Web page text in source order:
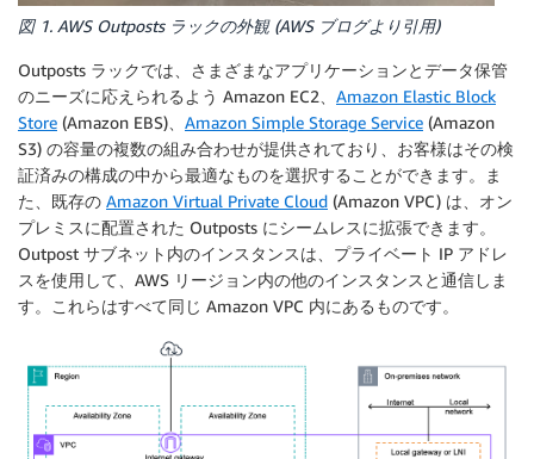
図 1. AWS Outposts ラックの外観 (AWS ブログより引用)
Outposts ラックでは、さまざまなアプリケーションとデータ保管
のニーズに応えられるよう Amazon EC2、 Amazon Elastic Block
Store (Amazon EBS)、 Amazon Simple Storage Service (Amazon
S3) の容量の複数の組み合わせが提供されており、お客様はその検
証済みの構成の中から最適なものを選択することができます。ま
た、既存の Amazon Virtual Private Cloud (Amazon VPC) は、オン
プレミスに配置された Outposts にシームレスに拡張できます。
Outpost サブネット内のインスタンスは、プライベート IP アドレ
スを使用して、AWS リージョン内の他のインスタンスと通信しま
す。これらはすべて同じ Amazon VPC 内にあるものです。